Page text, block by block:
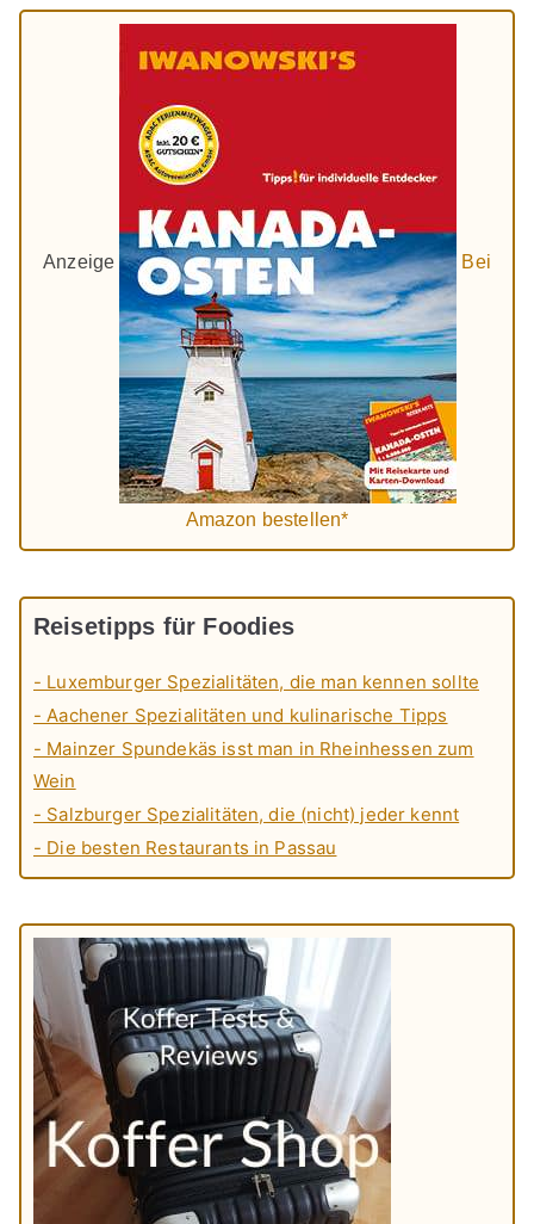
Anzeige Bei
Amazon bestellen*
Reisetipps für Foodies
- Luxemburger Spezialitäten, die man kennen sollte
- Aachener Spezialitäten und kulinarische Tipps
- Mainzer Spundekäs isst man in Rheinhessen zum
Wein
- Salzburger Spezialitäten, die (nicht) jeder kennt
- Die besten Restaurants in Passau